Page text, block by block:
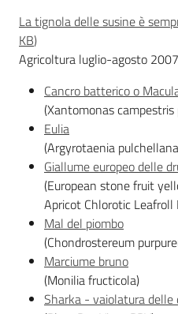
Newsletter
Seguici
su
La tignola delle susine è
KB)
Agricoltura luglio-agosto 2007
Cancro batterico o
(Xantomonas campestris
Eulia
(Argyrotaenia
Giallume europeo delle
(European stone fruit
Apricot Chlorotic Leafroll
Mal del piombo
(Chondrostereum
Marciume bruno
(Monilia fructicola)
Sharka - vaiolatura delle